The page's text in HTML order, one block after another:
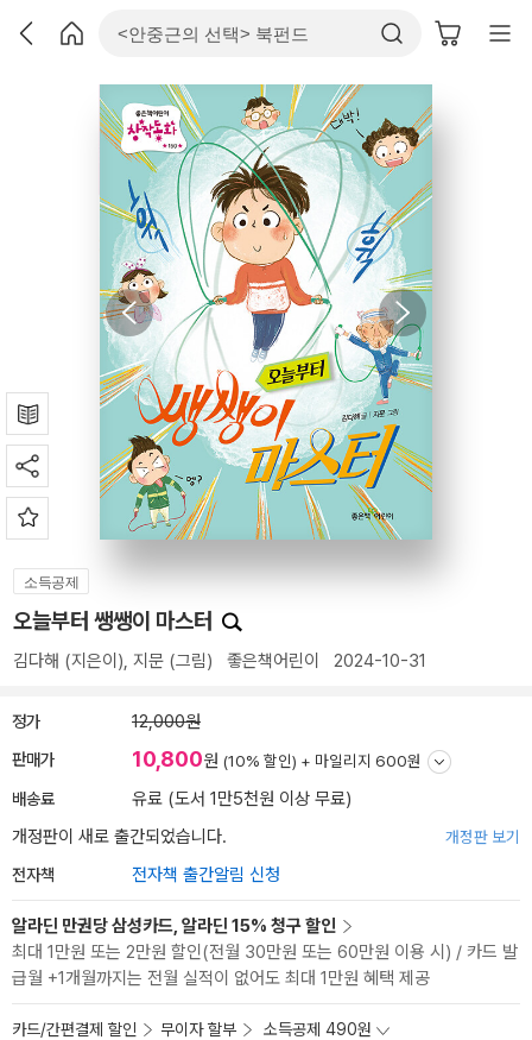
소득공제
오늘부터 쌩쌩이 마스터
김다해 (지은이), 지문 (그림) 좋은책어린이 2024-10-31
정가 12,000원
판매가 10,800원 (10% 할인) + 마일리지 600원
배송료
유료 (도서 1만5천원 이상 무료)
개정판이 새로 출간되었습니다.
개정판 보기
전자책 전자책 출간알림 신청
알라딘 만권당 삼성카드, 알라딘 15% 청구 할인
최대 1만원 또는 2만원 할인(전월 30만원 또는 60만원 이용 시) / 카드 발
급월 +1개월까지는 전월 실적이 없어도 최대 1만원 혜택 제공
카드/간편결제 할인 무이자 할부 소득공제 490원